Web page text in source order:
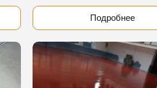
Подробнее